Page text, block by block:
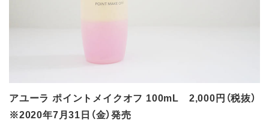
アユーラ ポイントメイクオフ 100mL 2,000円（税抜）
※2020年7月31日（金）発売